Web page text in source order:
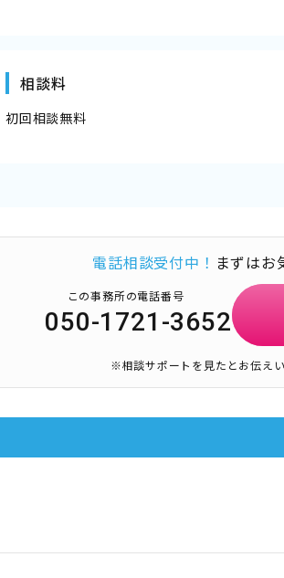
相談料
初回相談無料
電話相談受付中！ まずはお
この事務所の電話番号
050-1721-3652
※相談サポートを見たとお伝えい